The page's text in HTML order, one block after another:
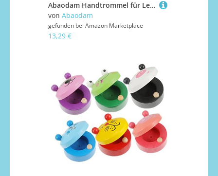
Abaodam Handtrommel für Leicht und Sicher mit Schlägel Melodischer Klang Holzspielzeug für Jungen und Mädchen Pädagogisches Percussion Instrument für Kindergarten und Musikunterricht
von Abaodam
gefunden bei Amazon Marketplace
13,29 €